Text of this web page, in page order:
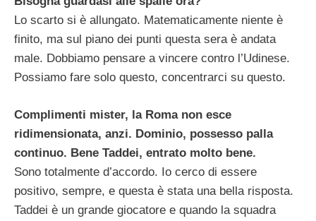
Lo scarto si è allungato. Matematicamente niente è
finito, ma sul piano dei punti questa sera è andata
male. Dobbiamo pensare a vincere contro l’Udinese.
Possiamo fare solo questo, concentrarci su questo.
Complimenti mister, la Roma non esce
ridimensionata, anzi. Dominio, possesso palla
continuo. Bene Taddei, entrato molto bene.
Sono totalmente d’accordo. Io cerco di essere
positivo, sempre, e questa è stata una bella risposta.
Taddei è un grande giocatore e quando la squadra